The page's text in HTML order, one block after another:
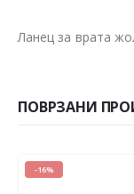
Ланец за врата
ПОВРЗАНИ